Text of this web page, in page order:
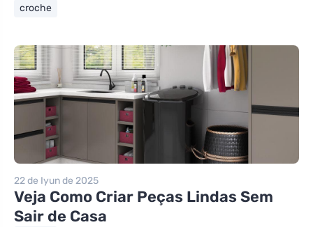
croche
22 de Iyun de 2025
Veja Como Criar Peças Lindas Sem
Sair de Casa